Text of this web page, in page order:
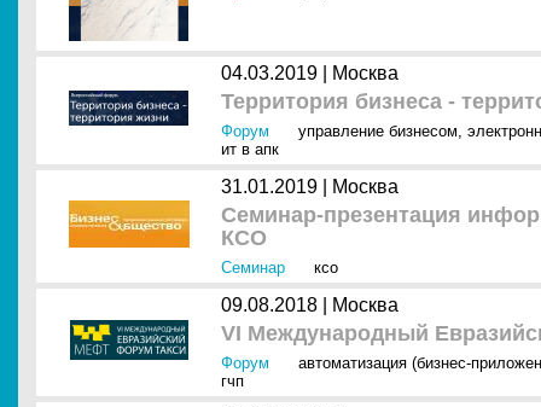
04.03.2019 | Москва
Территория бизнеса -
Форум управление бизнесом,
ит в апк
31.01.2019 | Москва
Семинар-презентация
КСО
Семинар ксо
09.08.2018 | Москва
VI Международный
Форум
автоматизация (бизнес-
гчп